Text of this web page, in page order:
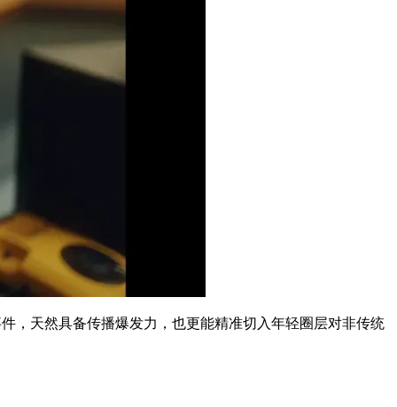
，天然具备传播爆发力，也更能精准切入年轻圈层对非传统